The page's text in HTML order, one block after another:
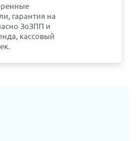
гарантия на
ЗоЗПП и
кассовый